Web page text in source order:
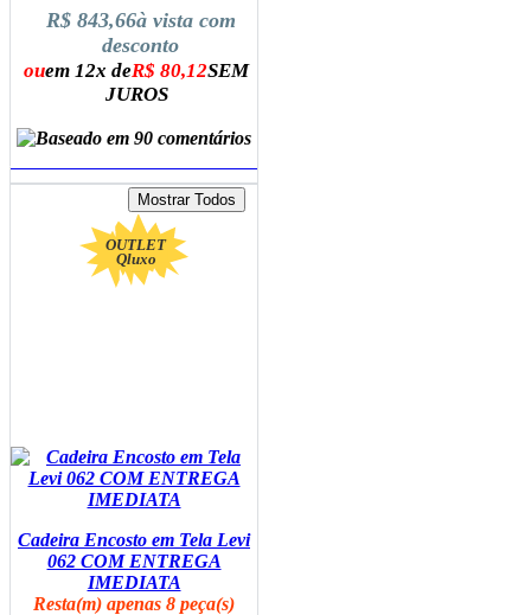
R$ 843,66à vista com
desconto
ouem 12x deR$ 80,12SEM
JUROS
OUTLET
Qluxo
Cadeira Encosto em Tela Levi
062 COM ENTREGA
IMEDIATA
Resta(m) apenas 8 peça(s)